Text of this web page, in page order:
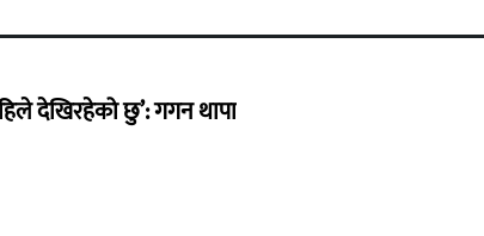
देखिरहेको छु’: गगन थापा